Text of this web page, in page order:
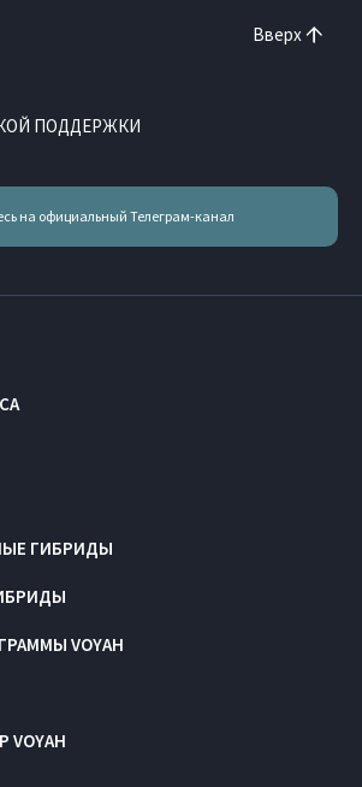
Вверх
на официальный Телеграм-канал
ПОДДЕРЖКИ
ГИБРИДЫ
VOYAH